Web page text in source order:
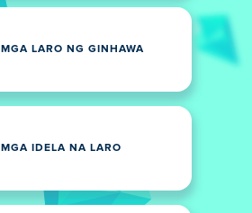
MGA LARO NG GINHAWA
MGA IDELA NA LARO